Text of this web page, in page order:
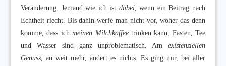
Veränderung. Jemand wie ich ist dabei, wenn ein Beitrag nach
Echtheit riecht. Bis dahin werfe man nicht vor, woher das denn
komme, dass ichmeinen Milchkaffeetrinken kann, Fasten, Tee
und Wasser sind ganz unproblematisch. Am existenziellen
Genuss , an weit mehr, ändert es nichts. Es ging mir, bei aller